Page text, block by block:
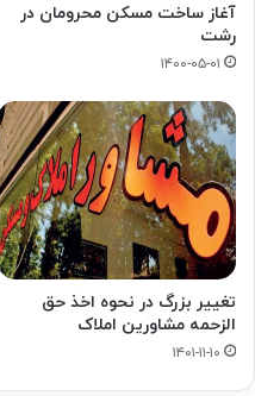
آغاز ساخت مسکن محرومان در
رشت
۱۴۰۰-۰۵-۰۱
تغییر بزرگ در نحوه اخذ حق
الزحمه مشاورین املاک
۱۴۰۱-۱۱-۱۰